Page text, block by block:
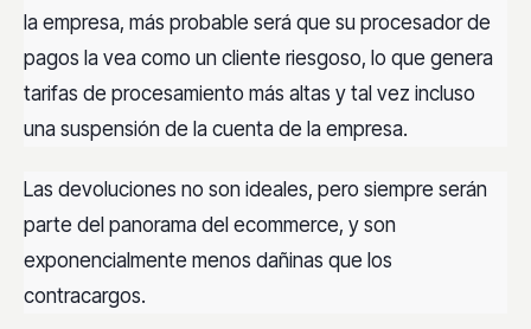
la empresa, más probable será que su procesador de
pagos la vea como un cliente riesgoso, lo que genera
tarifas de procesamiento más altas y tal vez incluso
una suspensión de la cuenta de la empresa.
Las devoluciones no son ideales, pero siempre serán
parte del panorama del ecommerce, y son
exponencialmente menos dañinas que los
contracargos.